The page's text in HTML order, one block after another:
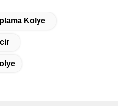
Kolye